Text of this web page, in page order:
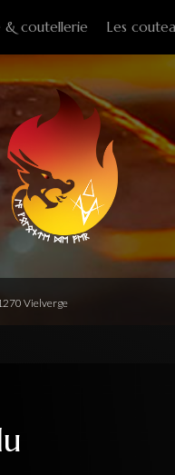
& coutellerie Les
Couteaux
Couteaux
Couteaux
Couteaux
Tire-
Option
Vielverge